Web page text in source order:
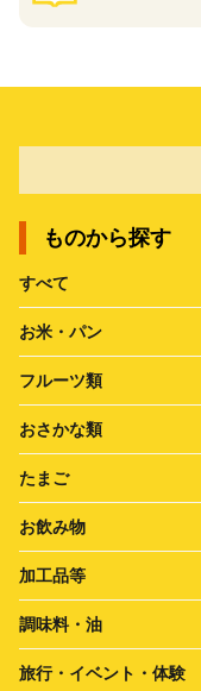
ものから探す
すべて
お米・パン
フルーツ類
おさかな類
たまご
お飲み物
加工品等
調味料・油
旅行・イベント・体験